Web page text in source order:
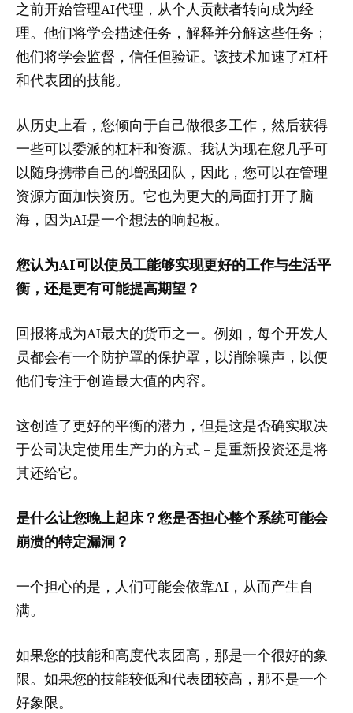
之前开始管理AI代理，从个人贡献者转向成为经
理。他们将学会描述任务，解释并分解这些任务；
他们将学会监督，信任但验证。该技术加速了杠杆
和代表团的技能。
从历史上看，您倾向于自己做很多工作，然后获得
一些可以委派的杠杆和资源。我认为现在您几乎可
以随身携带自己的增强团队，因此，您可以在管理
资源方面加快资历。它也为更大的局面打开了脑
海，因为AI是一个想法的响起板。
您认为AI可以使员工能够实现更好的工作与生活平
衡，还是更有可能提高期望？
回报将成为AI最大的货币之一。例如，每个开发人
员都会有一个防护罩的保护罩，以消除噪声，以便
他们专注于创造最大值的内容。
这创造了更好的平衡的潜力，但是这是否确实取决
于公司决定使用生产力的方式 – 是重新投资还是将
其还给它。
是什么让您晚上起床？您是否担心整个系统可能会
崩溃的特定漏洞？
一个担心的是，人们可能会依靠AI，从而产生自
满。
如果您的技能和高度代表团高，那是一个很好的象
限。如果您的技能较低和代表团较高，那不是一个
好象限。